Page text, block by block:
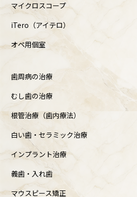
マイクロスコープ
iTero（アイテロ）
オペ用個室
歯周病の治療
むし歯の治療
根管治療（歯内療法）
白い歯・セラミック治療
インプラント治療
義歯・入れ歯
マウスピース矯正